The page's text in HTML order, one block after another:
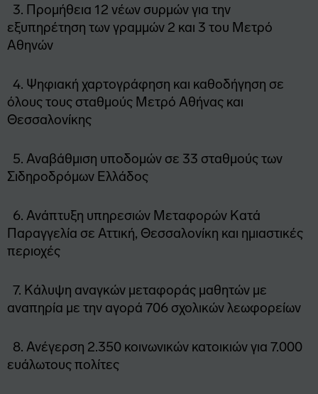
3. Προμήθεια 12 νέων συρμών για την
εξυπηρέτηση των γραμμών 2 και 3 του Μετρό
Αθηνών
4. Ψηφιακή χαρτογράφηση και καθοδήγηση σε
όλους τους σταθμούς Μετρό Αθήνας και
Θεσσαλονίκης
5. Αναβάθμιση υποδομών σε 33 σταθμούς των
Σιδηροδρόμων Ελλάδος
6. Ανάπτυξη υπηρεσιών Μεταφορών Κατά
Παραγγελία σε Αττική, Θεσσαλονίκη και ημιαστικές
περιοχές
7. Κάλυψη αναγκών μεταφοράς μαθητών με
αναπηρία με την αγορά 706 σχολικών λεωφορείων
8. Ανέγερση 2.350 κοινωνικών κατοικιών για 7.000
ευάλωτους πολίτες